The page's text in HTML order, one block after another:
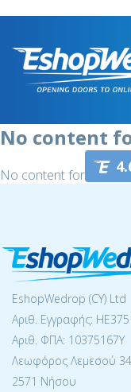
No content
No content for this
EshopWedrop (CY) Ltd
Αριθ. Εγγραφής:
Αριθ. ΦΠΑ: 10375167Y
Λεωφόρος Λεμεσού
2571 Νήσου